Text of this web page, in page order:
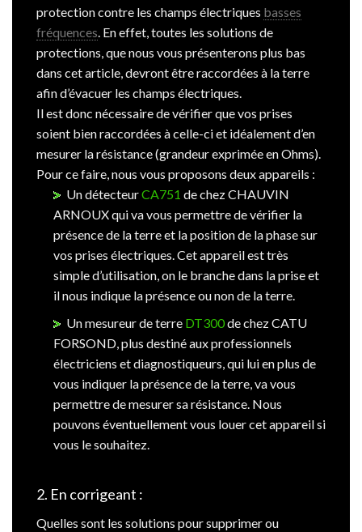
protection contre les champs électriques basses
fréquences . En effet, toutes les solutions de
protections, que nous vous présenterons plus bas
dans cet article, devront être raccordées à la terre
afin d’évacuer les champs électriques.
Il est donc nécessaire de vérifier que vos prises
soient bien raccordées à celle-ci et idéalement d’en
mesurer la résistance (grandeur exprimée en Ohms).
Pour ce faire, nous vous proposons deux appareils :
Un détecteurCA751 de chez CHAUVIN
ARNOUX qui va vous permettre de vérifier la
présence de la terre et la position de la phase sur
vos prises électriques. Cet appareil est très
simple d’utilisation, on le branche dans la prise et
il nous indique la présence ou non de la terre.
Un mesureur de terre DT300de chez CATU
FORSOND, plus destiné aux professionnels
électriciens et diagnostiqueurs, qui lui en plus de
vous indiquer la présence de la terre, va vous
permettre de mesurer sa résistance. Nous
pouvons éventuellement vous louer cet appareil si
vous le souhaitez.
2. En corrigeant :
Quelles sont les solutions pour supprimer ou